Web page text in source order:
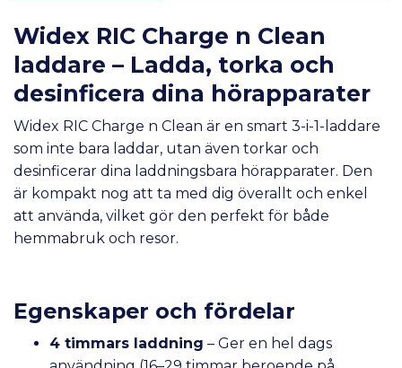
Widex RIC Charge n Clean
laddare – Ladda, torka och
desinficera dina hörapparater
Widex RIC Charge n Clean är en smart 3-i-1-laddare
som inte bara laddar, utan även torkar och
desinficerar dina laddningsbara hörapparater. Den
är kompakt nog att ta med dig överallt och enkel
att använda, vilket gör den perfekt för både
hemmabruk och resor.
Egenskaper och fördelar
4 timmars laddning – Ger en hel dags